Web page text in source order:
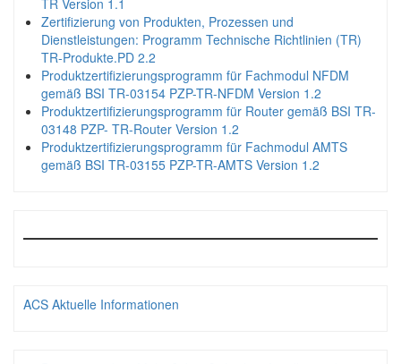
TR Version 1.1
Zertifizierung von Produkten, Prozessen und
Dienstleistungen: Programm Technische Richtlinien (TR)
TR-Produkte.PD 2.2
Produktzertifizierungsprogramm für Fachmodul NFDM
gemäß BSI TR-03154 PZP-TR-NFDM Version 1.2
Produktzertifizierungsprogramm für Router gemäß BSI TR-
03148 PZP- TR-Router Version 1.2
Produktzertifizierungsprogramm für Fachmodul AMTS
gemäß BSI TR-03155 PZP-TR-AMTS Version 1.2
ACS Aktuelle Informationen